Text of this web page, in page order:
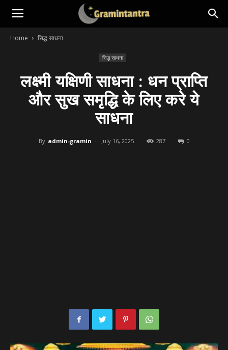
Home सिद्ध साधना
सिद्ध साधना
लक्ष्मी यक्षिणी साधना : धन प्राप्ति
और सुख समृद्धि के लिए करे ये
साधना
By admin-gramin - July 16, 2025 287 0